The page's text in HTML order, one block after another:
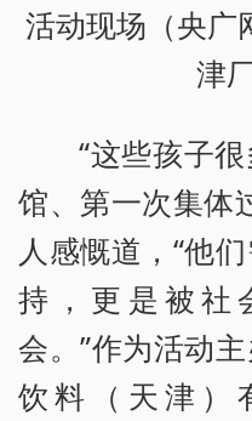
活动现场（央广
津
“这些孩子
馆、第一次集体
人感慨道，“他
持，更是被社
会。”作为活动
饮料（天津）